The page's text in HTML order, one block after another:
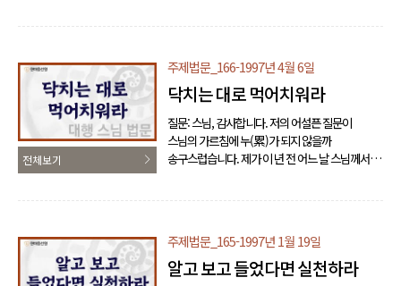
해서 늘 청개구리식으로 공부를 해왔다고 생각이
됩니다. 그래서 야단맞고 매 맞고 철퇴 맞고 이렇게
80키로나 나가던 것이 57키로까지 내려가더군요.
그런데도 지금도 아직 먹고 자고 화장실 가는 거,
그걸 배우고 있..
전체보기
주제법문_166-1997년 4월 6일
닥치는 대로 먹어치워라
질문: 스님, 감사합니다. 저의 어설픈 질문이
스님의 가르침에 누(累)가 되지 않을까
송구스럽습니다. 제가 이 년 전 어느 날 스님께서
시간이 가다 보니까 제법 그 호두도 제 손때가
묻어서 보기도 좋게 윤도 나곤 했습니다. 얼마
주제법문_165-1997년 1월 19일
알고 보고 들었다면 실천하라